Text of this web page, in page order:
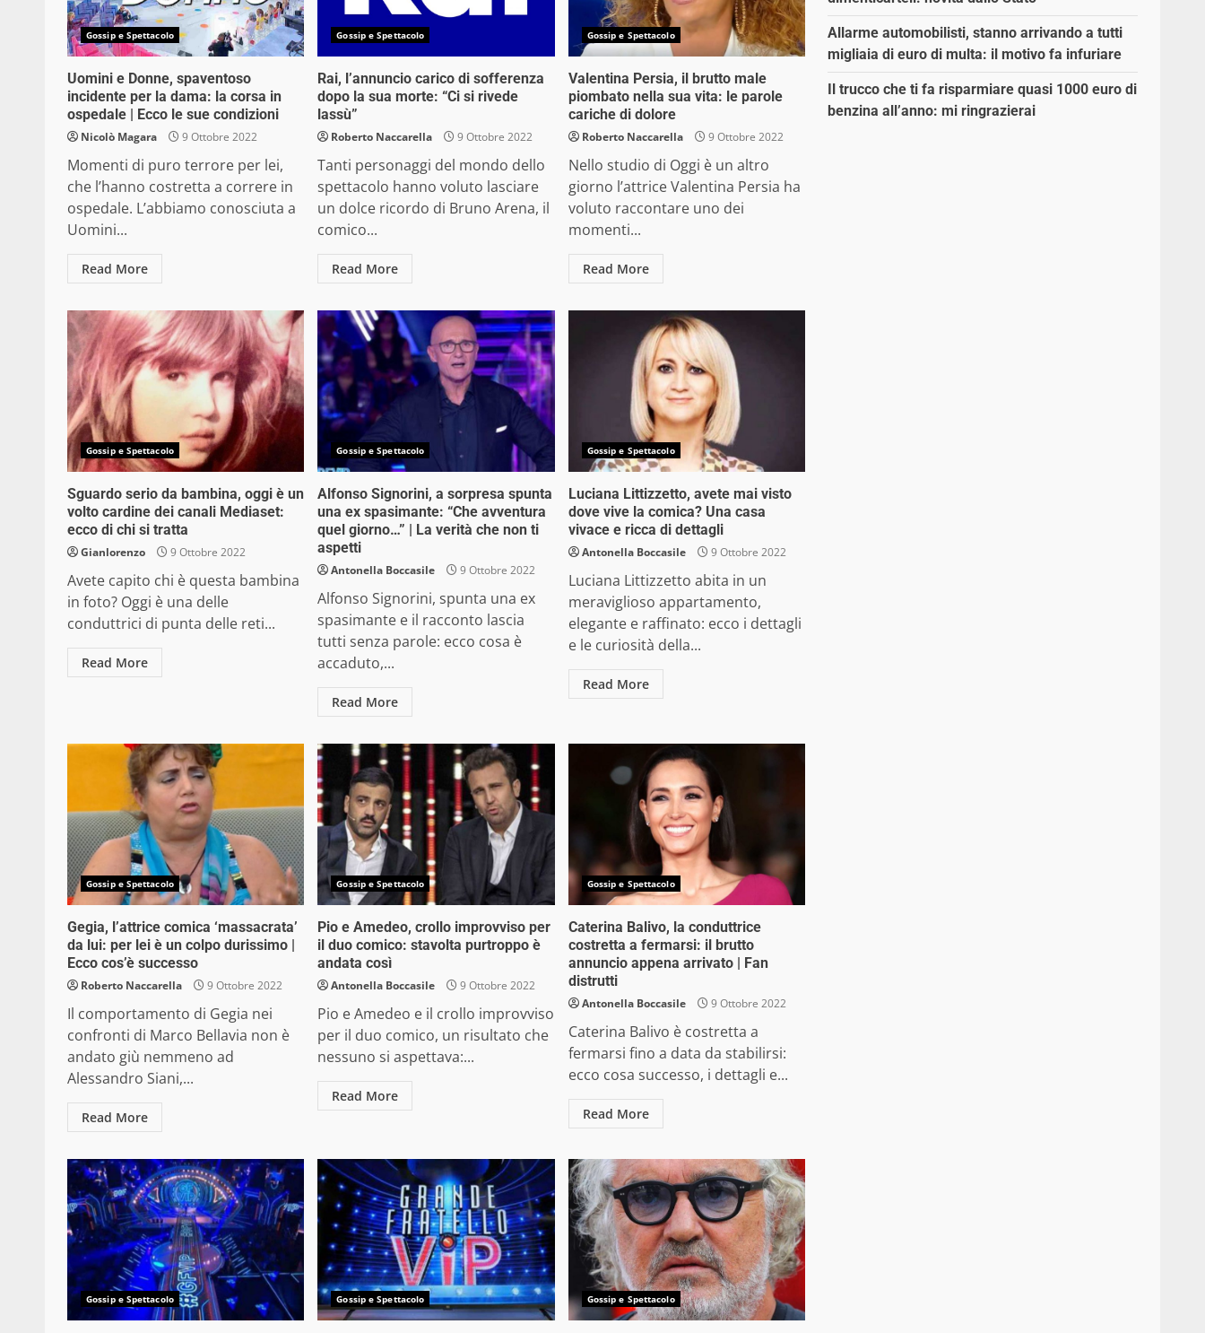
Gossip e Spettacolo
Uomini e Donne, spaventoso
incidente per la dama: la corsa in
ospedale | Ecco le sue condizioni
Nicolò Magara 9 Ottobre 2022
Momenti di puro terrore per lei,
che l’hanno costretta a correre in
ospedale. L’abbiamo conosciuta a
Uomini...
Read More
Gossip e Spettacolo
Rai, l’annuncio carico di sofferenza
dopo la sua morte: “Ci si rivede
lassù”
Roberto Naccarella 9 Ottobre 2022
Tanti personaggi del mondo dello
spettacolo hanno voluto lasciare
un dolce ricordo di Bruno Arena, il
comico...
Read More
Gossip e Spettacolo
Valentina Persia, il brutto male
piombato nella sua vita: le parole
cariche di dolore
Roberto Naccarella 9 Ottobre 2022
Nello studio di Oggi è un altro
giorno l’attrice Valentina Persia ha
voluto raccontare uno dei
momenti...
Read More
Gossip e Spettacolo
Sguardo serio da bambina, oggi è un
volto cardine dei canali Mediaset:
ecco di chi si tratta
Gianlorenzo 9 Ottobre 2022
Avete capito chi è questa bambina
in foto? Oggi è una delle
conduttrici di punta delle reti...
Read More
Gossip e Spettacolo
Alfonso Signorini, a sorpresa spunta
una ex spasimante: “Che avventura
quel giorno…” | La verità che non ti
aspetti
Antonella Boccasile 9 Ottobre 2022
Alfonso Signorini, spunta una ex
spasimante e il racconto lascia
tutti senza parole: ecco cosa è
accaduto,...
Read More
Gossip e Spettacolo
Luciana Littizzetto, avete mai visto
dove vive la comica? Una casa
vivace e ricca di dettagli
Antonella Boccasile 9 Ottobre 2022
Luciana Littizzetto abita in un
meraviglioso appartamento,
elegante e raffinato: ecco i dettagli
e le curiosità della...
Read More
Gossip e Spettacolo
Gegia, l’attrice comica ‘massacrata’
da lui: per lei è un colpo durissimo |
Ecco cos’è successo
Roberto Naccarella 9 Ottobre 2022
Il comportamento di Gegia nei
confronti di Marco Bellavia non è
andato giù nemmeno ad
Alessandro Siani,...
Read More
Gossip e Spettacolo
Pio e Amedeo, crollo improvviso per
il duo comico: stavolta purtroppo è
andata così
Antonella Boccasile 9 Ottobre 2022
Pio e Amedeo e il crollo improvviso
per il duo comico, un risultato che
nessuno si aspettava:...
Read More
Gossip e Spettacolo
Caterina Balivo, la conduttrice
costretta a fermarsi: il brutto
annuncio appena arrivato | Fan
distrutti
Antonella Boccasile 9 Ottobre 2022
Caterina Balivo è costretta a
fermarsi fino a data da stabilirsi:
ecco cosa successo, i dettagli e...
Read More
Gossip e Spettacolo Gossip e Spettacolo Gossip e Spettacolo
Allarme automobilisti, stanno arrivando a tutti
migliaia di euro di multa: il motivo fa infuriare
Il trucco che ti fa risparmiare quasi 1000 euro di
benzina all’anno: mi ringrazierai